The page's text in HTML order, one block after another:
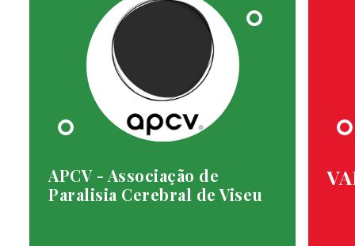
APCV - Associação de
Paralisia Cerebral de Viseu